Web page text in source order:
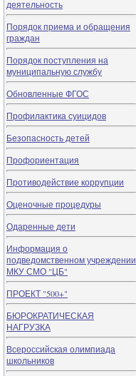
деятельность
Порядок приема и обращения
граждан
Порядок поступления на
муниципальную службу
Обновленные ФГОС
Профилактика суицидов
Безопасность детей
Профориентация
Противодействие коррупции
Оценочные процедуры
Одаренные дети
Информация о
подведомственном учреждении
МКУ СМО "ЦБ"
ПРОЕКТ "500+"
БЮРОКРАТИЧЕСКАЯ
НАГРУЗКА
Всероссийская олимпиада
школьников